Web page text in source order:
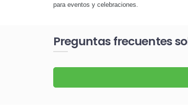
para eventos y celebraciones.
Preguntas frecuentes